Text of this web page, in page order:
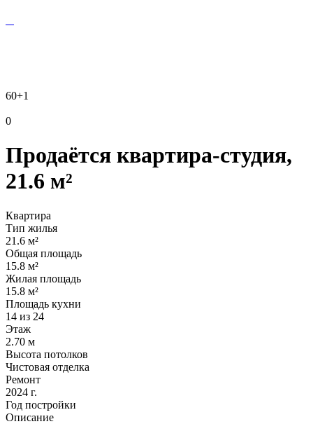
60+1
0
Продаётся квартира-студия,
21.6 м²
Квартира
Тип жилья
21.6 м²
Общая площадь
15.8 м²
Жилая площадь
15.8 м²
Площадь кухни
14 из 24
Этаж
2.70 м
Высота потолков
Чистовая отделка
Ремонт
2024 г.
Год постройки
Описание